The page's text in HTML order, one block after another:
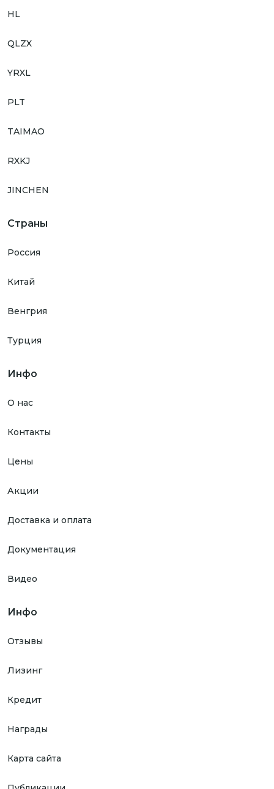
HL
QLZX
YRXL
PLT
TAIMAO
RXKJ
JINCHEN
Страны
Россия
Китай
Венгрия
Турция
Инфо
О нас
Контакты
Цены
Акции
Доставка и оплата
Документация
Видео
Инфо
Отзывы
Лизинг
Кредит
Награды
Карта сайта